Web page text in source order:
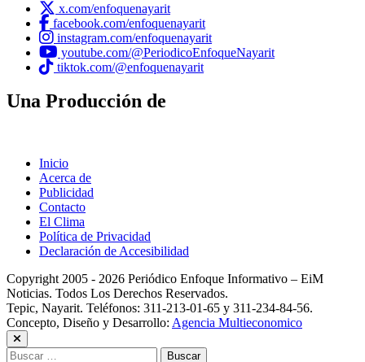
x.com/enfoquenayarit
facebook.com/enfoquenayarit
instagram.com/enfoquenayarit
youtube.com/@PeriodicoEnfoqueNayarit
tiktok.com/@enfoquenayarit
Una Producción de
Inicio
Acerca de
Publicidad
Contacto
El Clima
Política de Privacidad
Declaración de Accesibilidad
Copyright 2005 - 2026 Periódico Enfoque Informativo – EiM
Noticias. Todos Los Derechos Reservados.
Tepic, Nayarit. Teléfonos: 311-213-01-65 y 311-234-84-56.
Concepto, Diseño y Desarrollo: Agencia Multieconomico
Buscar: